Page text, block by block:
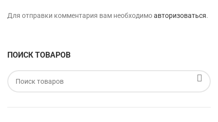
Для отправки комментария вам необходимоавторизоваться.
ПОИСК ТОВАРОВ